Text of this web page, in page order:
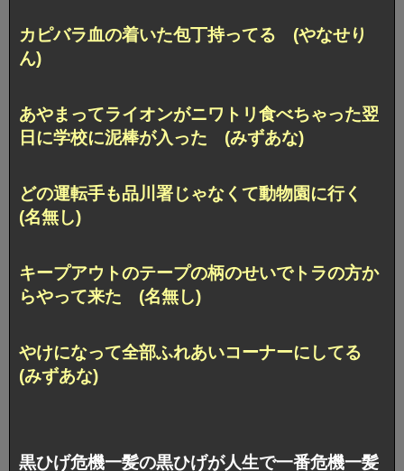
カピバラ血の着いた包丁持ってる (やなせり
ん)
あやまってライオンがニワトリ食べちゃった翌
日に学校に泥棒が入った (みずあな)
どの運転手も品川署じゃなくて動物園に行く
(名無し)
キープアウトのテープの柄のせいでトラの方か
らやって来た (名無し)
やけになって全部ふれあいコーナーにしてる
(みずあな)
黒ひげ危機一髪の黒ひげが人生で一番危機一髪